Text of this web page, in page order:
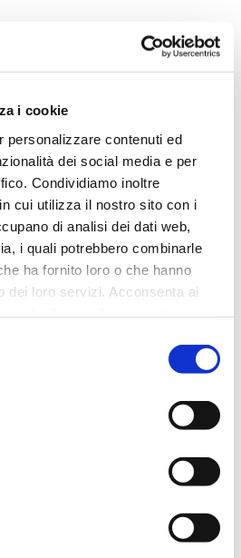
i cookie
personalizzare contenuti ed
dei social media e per
Condividiamo inoltre
cui utilizza il nostro sito con i
di analisi dei dati web,
i quali potrebbero combinarle
ha fornito loro o che hanno
dei loro servizi. Acconsenta ai